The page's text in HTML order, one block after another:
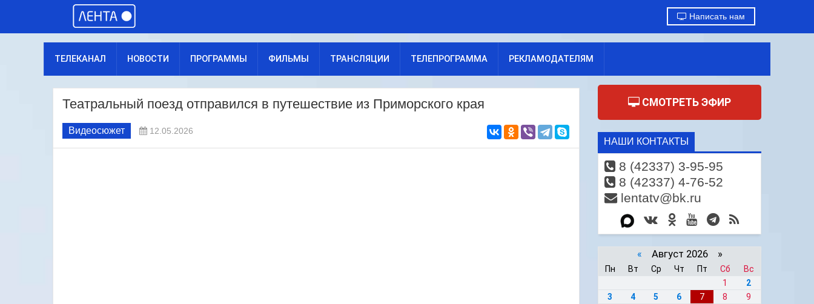
Написать нам
ТЕЛЕКАНАЛ НОВОСТИ ПРОГРАММЫ ФИЛЬМЫ ТРАНСЛЯЦИИ ТЕЛЕПРОГРАММА РЕКЛАМОДАТЕЛЯМ
Театральный поезд отправился в путешествие из Приморского края
Видеосюжет 12.05.2026
СМОТРЕТЬ ЭФИР
НАШИ КОНТАКТЫ
8 (42337) 3-95-95
8 (42337) 4-76-52
lentatv@bk.ru
« Август 2026 »
Пн Вт Ср Чт Пт Сб
Вс
1
2
3
4 5 6 7 8
9